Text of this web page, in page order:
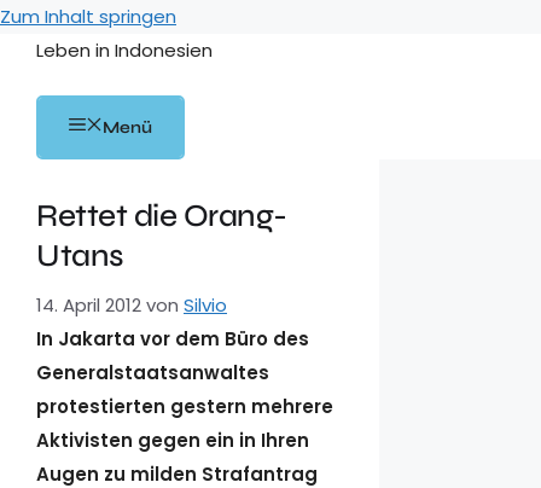
Zum Inhalt springen
Leben in Indonesien
Menü
Rettet die Orang-
Utans
14. April 2012von Silvio
In Jakarta vor dem Büro des
Generalstaatsanwaltes
protestierten gestern mehrere
Aktivisten gegen ein in Ihren
Augen zu milden Strafantrag